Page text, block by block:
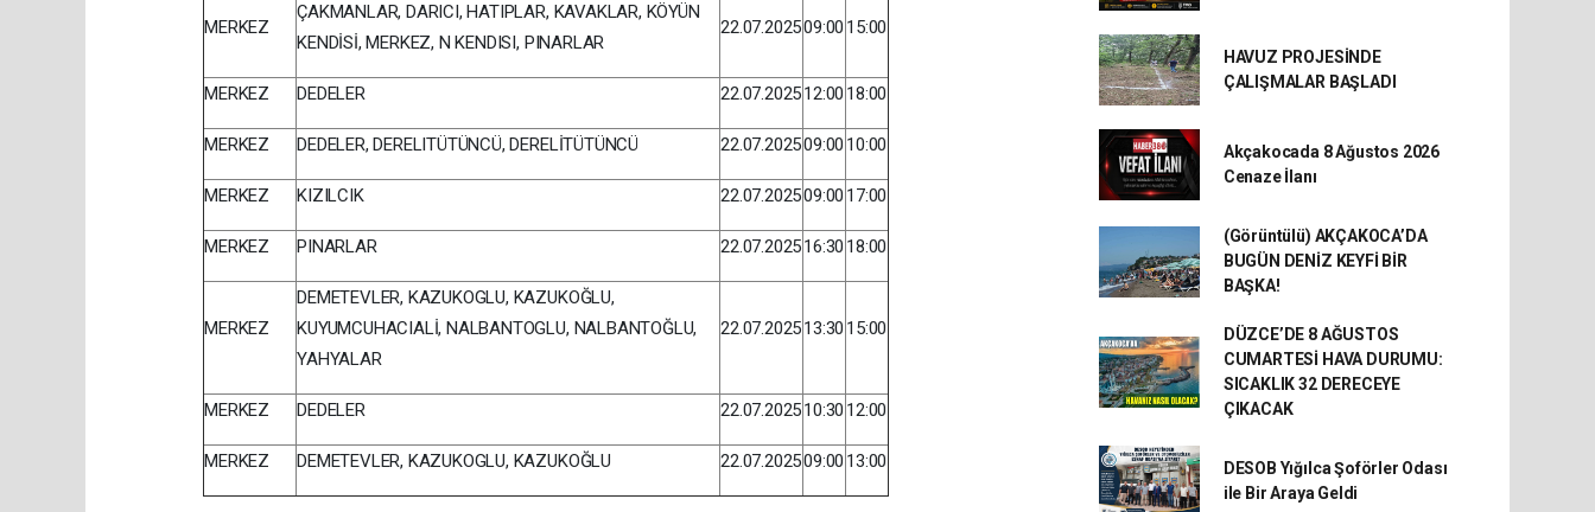
MERKEZ
ÇAKMANLAR, DARICI, HATIPLAR, KAVAKLAR, KÖYÜN
KENDİSİ, MERKEZ, N KENDISI, PINARLAR
22.07.202509:00 15:00
MERKEZ DEDELER 22.07.202512:00 18:00
MERKEZ DEDELER, DERELITÜTÜNCÜ, DERELİTÜTÜNCÜ 22.07.202509:00 10:00
MERKEZ KIZILCIK 22.07.202509:00 17:00
MERKEZ PINARLAR 22.07.202516:30 18:00
MERKEZ
DEMETEVLER, KAZUKOGLU, KAZUKOĞLU,
KUYUMCUHACIALİ, NALBANTOGLU, NALBANTOĞLU,
YAHYALAR
22.07.202513:30 15:00
MERKEZ DEDELER 22.07.202510:30 12:00
MERKEZ DEMETEVLER, KAZUKOGLU, KAZUKOĞLU 22.07.202509:00 13:00
HAVUZ PROJESİNDE
ÇALIŞMALAR BAŞLADI
Akçakocada 8 Ağustos 2026
Cenaze İlanı
(Görüntülü) AKÇAKOCA’DA
BUGÜN DENİZ KEYFİ BİR
BAŞKA!
DÜZCE’DE 8 AĞUSTOS
CUMARTESİ HAVA DURUMU:
SICAKLIK 32 DERECEYE
ÇIKACAK
DESOB Yığılca Şoförler Odası
ile Bir Araya Geldi